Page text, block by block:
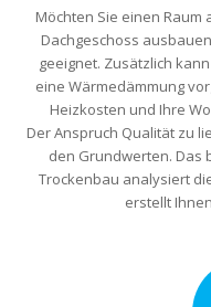
Möchten Sie einen
Dachgeschoss
geeignet. Zusätzlich
eine Wärmedämmung
Heizkosten und Ihre
Der Anspruch Qualität zu
den Grundwerten. Das
Trockenbau analysiert
erstellt